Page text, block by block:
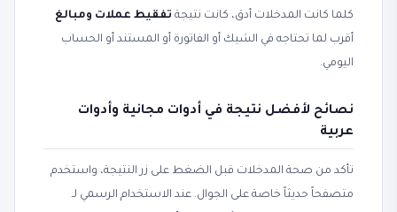
كلما كانت المدخلات أدق، كانت نتيجة تفقيط عملات ومبالغ
أقرب لما تحتاجه في الشيك أو الفاتورة أو المستند أو الحساب
اليومي.
نصائح لأفضل نتيجة في أدوات مجانية وأدوات
عربية
تأكد من صحة المدخلات قبل الضغط على زر النتيجة، واستخدم
متصفحاً حديثاً خاصة على الجوال. عند الاستخدام الرسمي لـ